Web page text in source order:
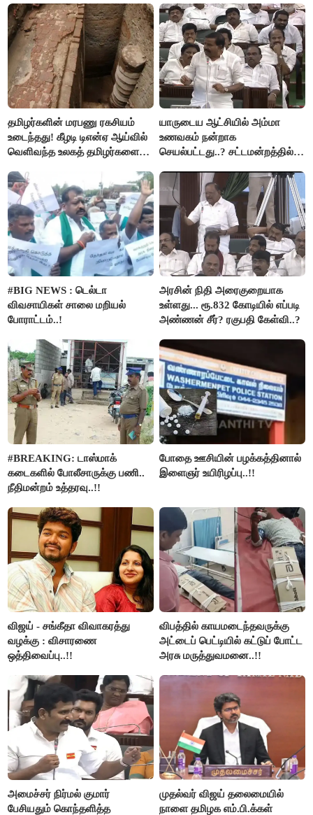
தமிழர்களின் மரபணு ரகசியம்
உடைந்தது! கீழடி டிஎன்ஏ ஆய்வில்
வெளிவந்த உலகத் தமிழர்களை
யாருடைய ஆட்சியில் அம்மா
உணவகம் நன்றாக
செயல்பட்டது..? சட்டமன்றத்தில்
#BIG NEWS : டெல்டா
விவசாயிகள் சாலை மறியல்
போராட்டம்..!
அரசின் நிதி அரைகுறையாக
உள்ளது... ரூ.832 கோடியில் எப்படி
அண்ணன் சீர்? ரகுபதி கேள்வி..?
#BREAKING: டாஸ்மாக்
கடைகளில் போலீசாருக்கு பணி..
நீதிமன்றம் உத்தரவு..!!
போதை ஊசியின் பழக்கத்தினால்
இளைஞர் உயிரிழப்பு..!!
விஜய் - சங்கீதா விவாகரத்து
வழக்கு : விசாரணை
ஒத்திவைப்பு..!!
விபத்தில் காயமடைந்தவருக்கு
அட்டைப் பெட்டியில் கட்டுப் போட்ட
அரசு மருத்துவமனை..!!
அமைச்சர் நிர்மல் குமார்
பேசியதும் கொந்தளித்த
முதல்வர் விஜய் தலைமையில்
நாளை தமிழக எம்.பி.க்கள்